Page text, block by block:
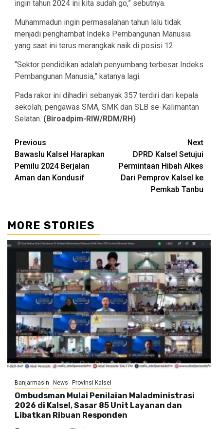
ingin tahun 2024 ini kita sudah go,” sebutnya.
Muhammadun ingin permasalahan tahun lalu tidak
menjadi penghambat Indeks Pembangunan Manusia
yang saat ini terus merangkak naik di posisi 12.
“Sektor pendidikan adalah penyumbang terbesar Indeks
Pembangunan Manusia,” katanya lagi.
Pada rakor ini dihadiri sebanyak 357 terdiri dari kepala
sekolah, pengawas SMA, SMK dan SLB se-Kalimantan
Selatan. (Biroadpim-RIW/RDM/RH)
Continue
Reading
Previous
Bawaslu Kalsel Harapkan
Pemilu 2024 Berjalan
Aman dan Kondusif
Next
DPRD Kalsel Setujui
Permintaan Hibah Alkes
Dari Pemprov Kalsel ke
Pemkab Tanbu
MORE STORIES
Banjarmasin News Provinsi Kalsel
Ombudsman Mulai Penilaian Maladministrasi
2026 di Kalsel, Sasar 85 Unit Layanan dan
Libatkan Ribuan Responden